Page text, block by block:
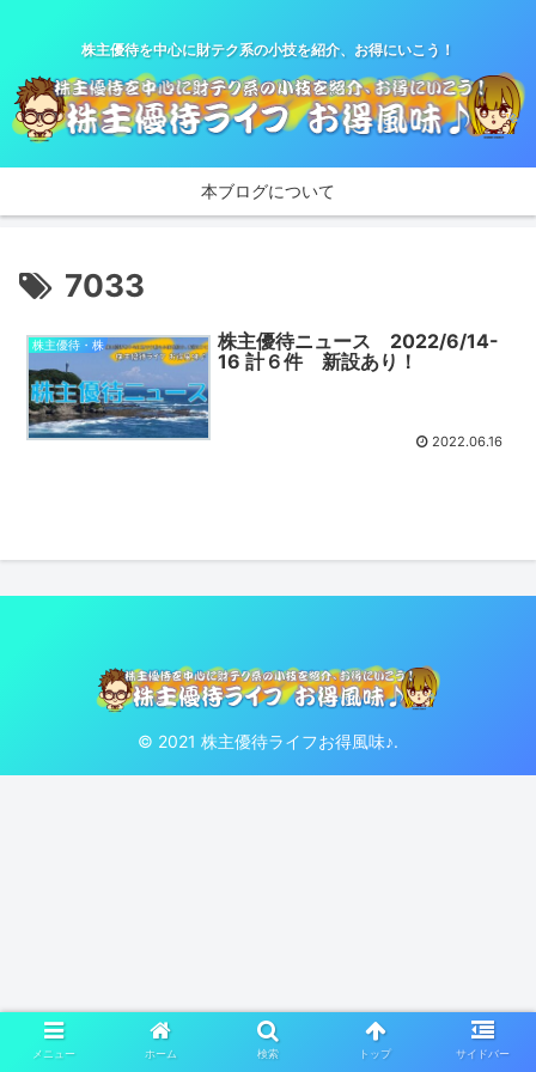
株主優待を中心に財テク系の小技を紹介、お得にいこう！
本ブログについて
7033
株主優待・株
株主優待ニュース 2022/6/14-
16 計６件 新設あり！
2022.06.16
© 2021 株主優待ライフお得風味♪.
メニュー ホーム 検索 トップ サイドバー